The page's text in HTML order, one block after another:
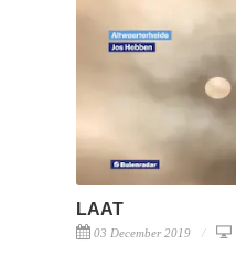
LAAT
03 December 2019